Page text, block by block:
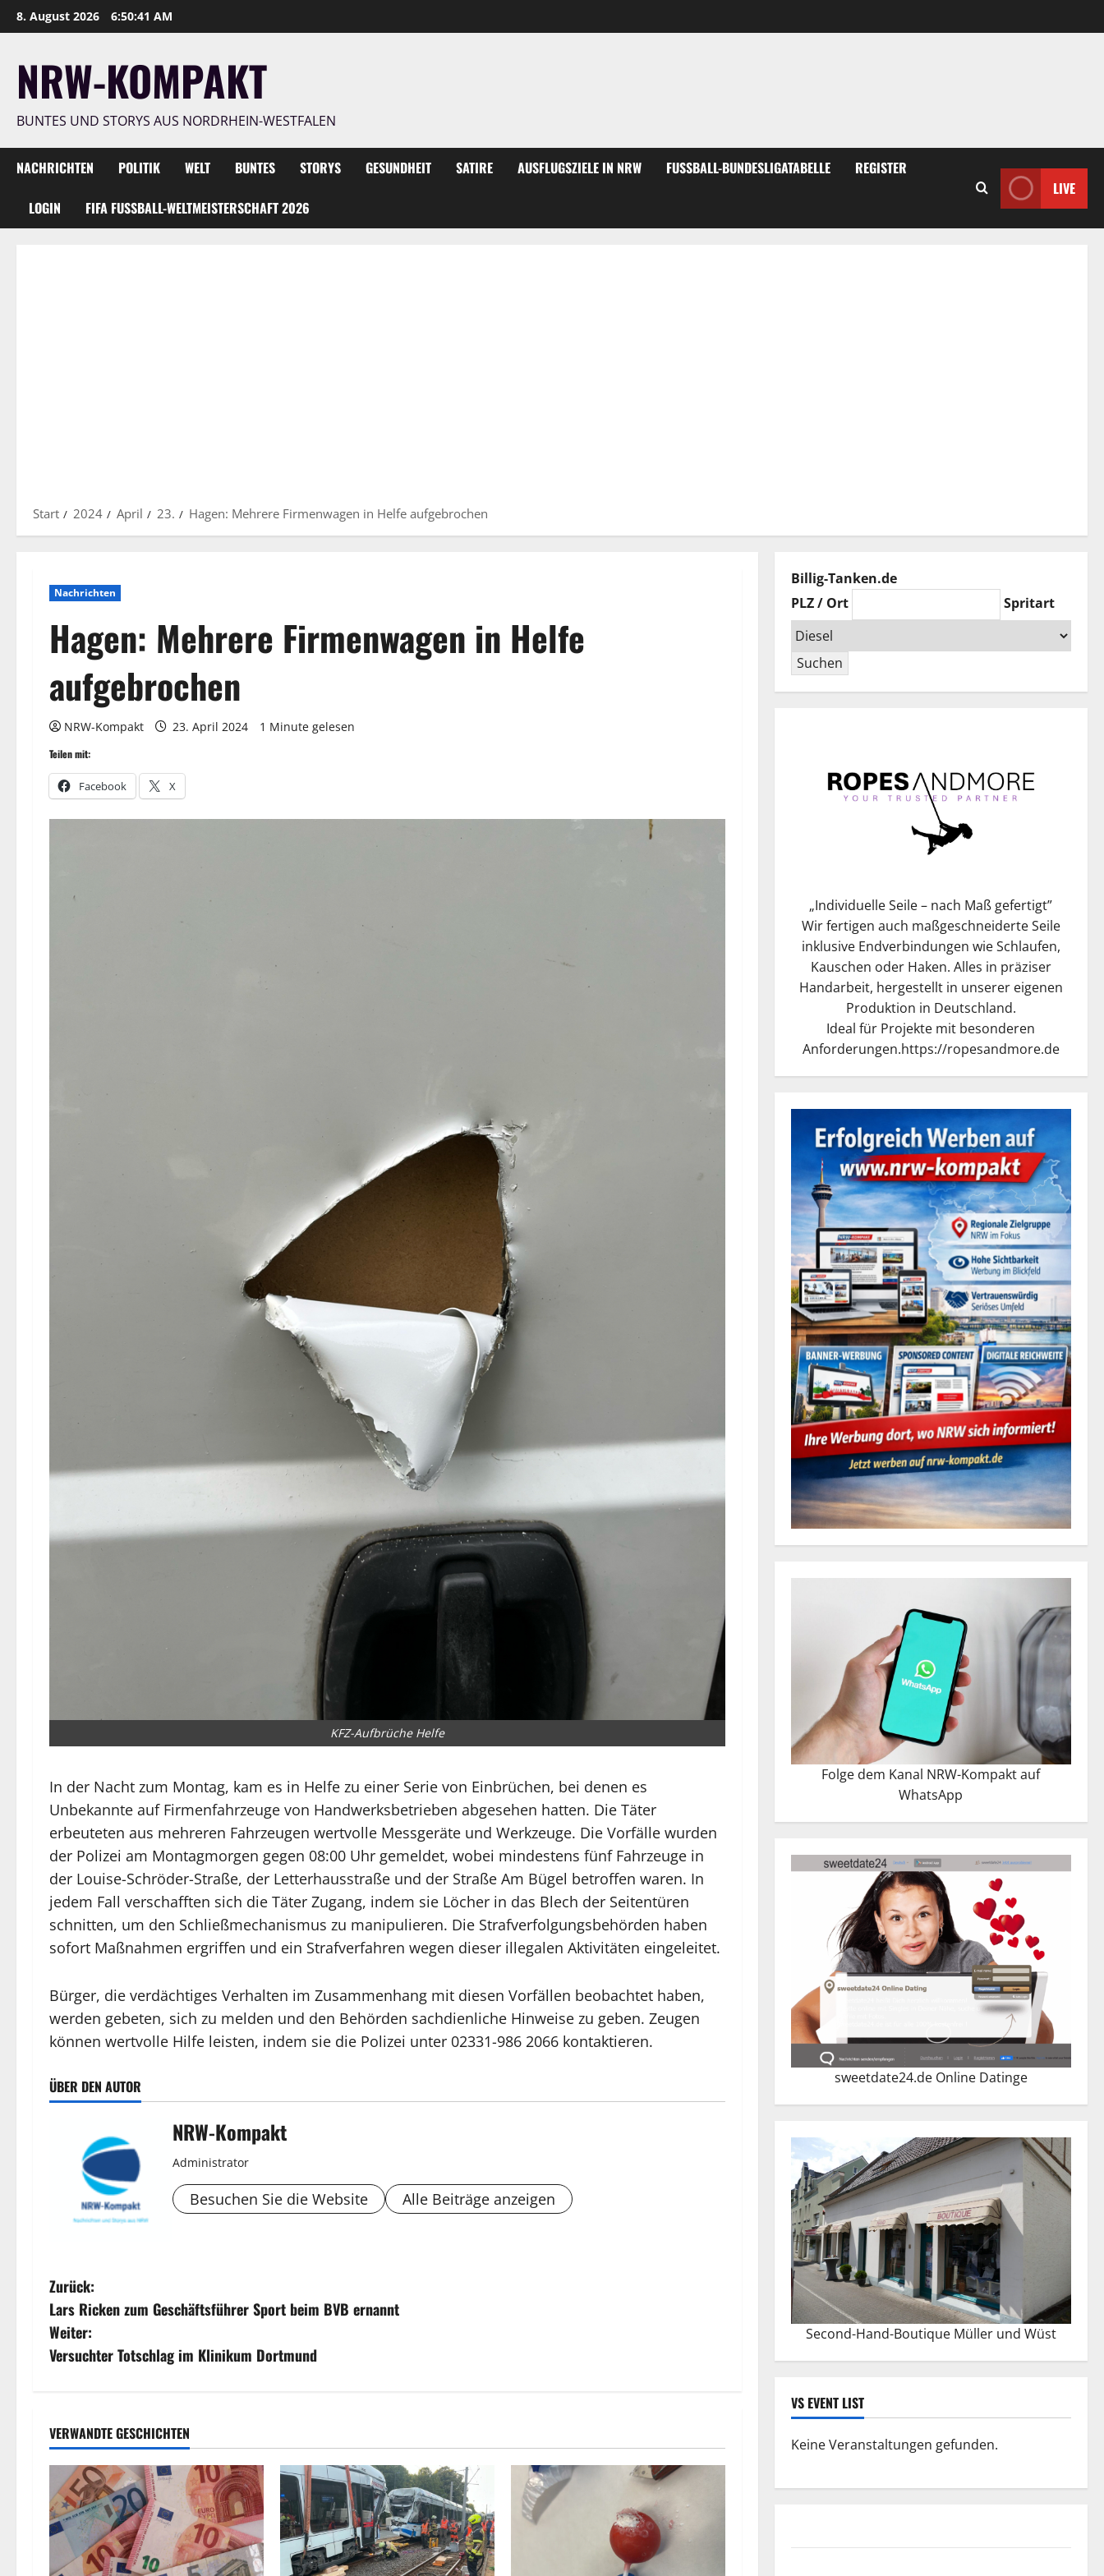
Zum
Inhalt
8. August 2026 6:50:43 AM
NRW-KOMPAKT
BUNTES UND STORYS AUS NORDRHEIN-WESTFALEN
NACHRICHTEN POLITIK WELT BUNTES STORYS GESUNDHEIT SATIRE AUSFLUGSZIELE IN NRW FUSSBALL-BUNDESLIGATABELLE REGISTER
LOGIN FIFA FUSSBALL-WELTMEISTERSCHAFT 2026
LIVE
Start 2024 April 23. Hagen: Mehrere Firmenwagen in Helfe aufgebrochen
Nachrichten
Hagen: Mehrere Firmenwagen in Helfe
aufgebrochen
NRW-Kompakt 23. April 2024 1 Minute gelesen
Teilen mit:
Facebook X
KFZ-Aufbrüche Helfe
In der Nacht zum Montag, kam es in Helfe zu einer Serie von Einbrüchen, bei denen es
Unbekannte auf Firmenfahrzeuge von Handwerksbetrieben abgesehen hatten. Die Täter
erbeuteten aus mehreren Fahrzeugen wertvolle Messgeräte und Werkzeuge. Die Vorfälle wurden
der Polizei am Montagmorgen gegen 08:00 Uhr gemeldet, wobei mindestens fünf Fahrzeuge in
der Louise-Schröder-Straße, der Letterhausstraße und der Straße Am Bügel betroffen waren. In
jedem Fall verschafften sich die Täter Zugang, indem sie Löcher in das Blech der Seitentüren
schnitten, um den Schließmechanismus zu manipulieren. Die Strafverfolgungsbehörden haben
sofort Maßnahmen ergriffen und ein Strafverfahren wegen dieser illegalen Aktivitäten eingeleitet.
Bürger, die verdächtiges Verhalten im Zusammenhang mit diesen Vorfällen beobachtet haben,
werden gebeten, sich zu melden und den Behörden sachdienliche Hinweise zu geben. Zeugen
können wertvolle Hilfe leisten, indem sie die Polizei unter 02331-986 2066 kontaktieren.
ÜBER DEN AUTOR
NRW-Kompakt
Administrator
Besuchen Sie die Website Alle Beiträge anzeigen
B
e
i
r
a
g
s
n
Zurück:
Lars Ricken zum Geschäftsführer Sport beim BVB ernannt
Weiter:
Versuchter Totschlag im Klinikum Dortmund
VERWANDTE GESCHICHTEN
Billig-Tanken.de
PLZ / Ort
Spritart
Suchen
„Individuelle Seile – nach Maß gefertigt”
Wir fertigen auch maßgeschneiderte Seile
inklusive Endverbindungen wie Schlaufen,
Kauschen oder Haken. Alles in präziser
Handarbeit, hergestellt in unserer eigenen
Produktion in Deutschland.
Ideal für Projekte mit besonderen
Anforderungen.https://ropesandmore.de
Folge dem Kanal NRW-Kompakt auf
WhatsApp
sweetdate24.de Online Datinge
Second-Hand-Boutique Müller und Wüst
VS EVENT LIST
Keine Veranstaltungen gefunden.